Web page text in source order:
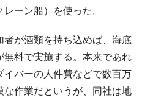
ーン船）を使った。
が酒類を持ち込めば、海底
料で実施する。本来であれ
バーの人件費などで数百万
作業だというが、同社は地